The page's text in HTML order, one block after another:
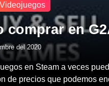
Videojuegos
comprar en
del 2020
en Steam a veces
de precios que podemos